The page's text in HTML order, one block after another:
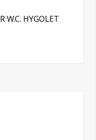
W.C. HYGOLET